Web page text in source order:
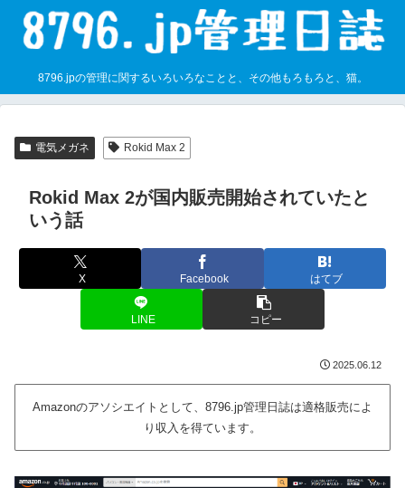
8796.jpの管理に関するいろいろなことと、その他もろもろと、猫。
電気メガネ Rokid Max 2
Rokid Max 2が国内販売開始されていたと
いう話
X Facebook はてブ
LINE コピー
2025.06.12
Amazonのアソシエイトとして、8796.jp管理日誌は適格販売によ
り収入を得ています。